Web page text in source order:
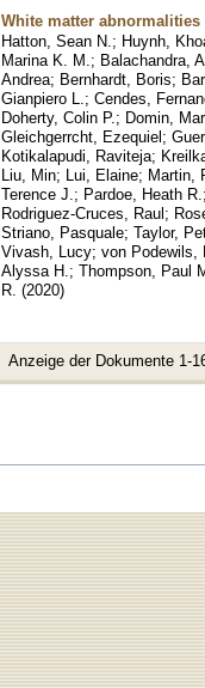
White matter
Hatton, Sean N. ; Huynh,
Marina K. M. ; Balachandra,
Andrea; Bernhardt, Boris;
Gianpiero L. ; Cendes,
Doherty, Colin P. ; Domin,
Gleichgerrcht, Ezequiel;
Kotikalapudi, Raviteja;
Liu, Min; Lui, Elaine; Martin,
Terence J. ; Pardoe, Heath R.
Rodriguez-Cruces, Raul;
Striano, Pasquale; Taylor,
Vivash, Lucy; von Podewils,
Alyssa H. ; Thompson, Paul
R. (2020)
Anzeige der Dokumente 1-